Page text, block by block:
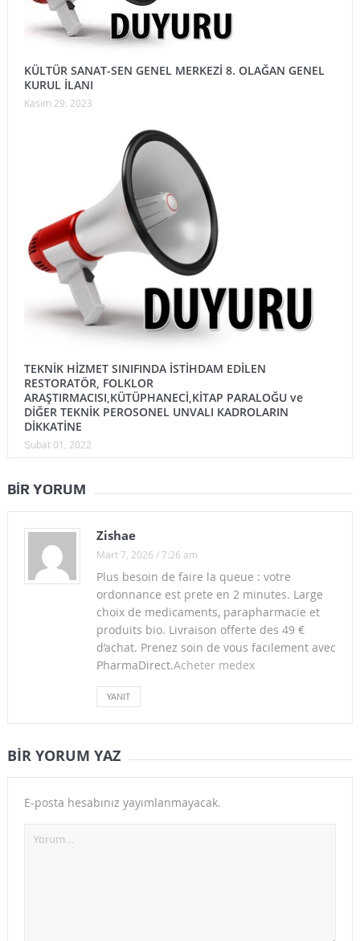
KÜLTÜR SANAT-SEN GENEL MERKEZİ 8. OLAĞAN GENEL
KURUL İLANI
Kasım 29, 2023
TEKNİK HİZMET SINIFINDA İSTİHDAM EDİLEN
RESTORATÖR, FOLKLOR
ARAŞTIRMACISI,KÜTÜPHANECİ,KİTAP PARALOĞU ve
DİĞER TEKNİK PEROSONEL UNVALI KADROLARIN
DİKKATİNE
Şubat 01, 2022
BIR YORUM
Zishae
Mart 7, 2026 / 7:26 am
Plus besoin de faire la queue : votre
ordonnance est prete en 2 minutes. Large
choix de medicaments, parapharmacie et
produits bio. Livraison offerte des 49 €
d’achat. Prenez soin de vous facilement avec
PharmaDirect.Acheter medex
YANIT
BIR YORUM YAZ
E-posta hesabınız yayımlanmayacak.